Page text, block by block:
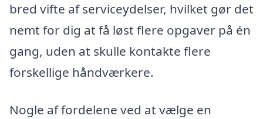
bred vifte af serviceydelser, hvilket gør det
nemt for dig at få løst flere opgaver på én
gang, uden at skulle kontakte flere
forskellige håndværkere.
Nogle af fordelene ved at vælge en